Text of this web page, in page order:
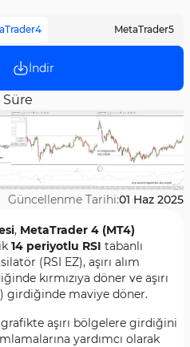
MetaTrader5
İndir
Süre
Güncellenme Tarihi:01 Haz 2025
, MetaTrader 4 (MT4)
14 periyotlu RSI tabanlı
(RSI EZ), aşırı alım
kırmızıya döner ve aşırı
girdiğinde maviye döner.
aşırı bölgelere girdiğini
yardımcı olarak